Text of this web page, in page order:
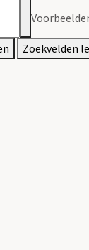
Zoekvelden